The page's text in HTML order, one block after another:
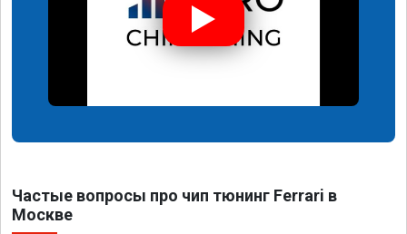
Частые вопросы про чип тюнинг Ferrari в
Москве